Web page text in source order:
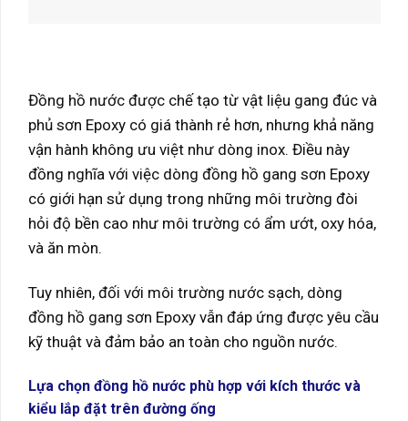
Đồng hồ nước được chế tạo từ vật liệu gang đúc và
phủ sơn Epoxy có giá thành rẻ hơn, nhưng khả năng
vận hành không ưu việt như dòng inox. Điều này
đồng nghĩa với việc dòng đồng hồ gang sơn Epoxy
có giới hạn sử dụng trong những môi trường đòi
hỏi độ bền cao như môi trường có ẩm ướt, oxy hóa,
và ăn mòn.
Tuy nhiên, đối với môi trường nước sạch, dòng
đồng hồ gang sơn Epoxy vẫn đáp ứng được yêu cầu
kỹ thuật và đảm bảo an toàn cho nguồn nước.
Lựa chọn đồng hồ nước phù hợp với kích thước và
kiểu lắp đặt trên đường ống